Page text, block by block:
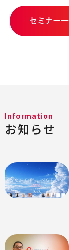
セミナー
Information
お知らせ